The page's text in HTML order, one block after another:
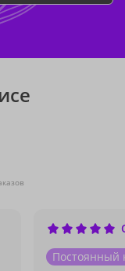
Постоянный